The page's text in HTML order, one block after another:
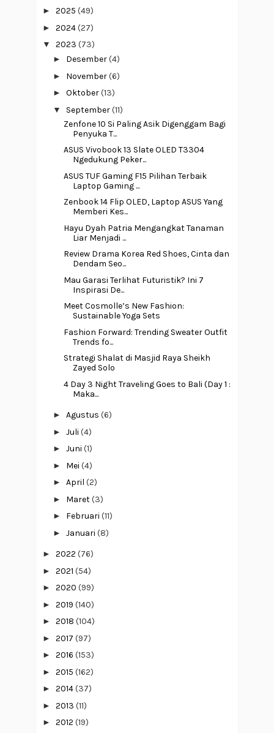
► 2025 (49)
► 2024(27)
▼ 2023 (73)
► Desember(4)
► November(6)
► Oktober(13)
▼ September(11)
Zenfone 10 Si Paling Asik Digenggam Bagi
Penyuka T...
ASUS Vivobook 13 Slate OLED T3304
Ngedukung Peker...
ASUS TUF Gaming F15 Pilihan Terbaik
Laptop Gaming ...
Zenbook 14 Flip OLED, Laptop ASUS Yang
Memberi Kes...
Hayu Dyah Patria Mengangkat Tanaman
Liar Menjadi ...
Review Drama Korea Red Shoes, Cinta dan
Dendam Seo...
Mau Garasi Terlihat Futuristik? Ini 7
Inspirasi De...
Meet Cosmolle’s New Fashion:
Sustainable Yoga Sets
Fashion Forward: Trending Sweater Outfit
Trends fo...
Strategi Shalat di Masjid Raya Sheikh
Zayed Solo
4 Day 3 Night Traveling Goes to Bali (Day 1 :
Maka...
► Agustus (6)
► Juli (4)
► Juni (1)
► Mei (4)
► April (2)
► Maret(3)
► Februari (11)
► Januari (8)
► 2022 (76)
► 2021 (54)
► 2020 (99)
► 2019 (140)
► 2018 (104)
► 2017 (97)
► 2016 (153)
► 2015 (162)
► 2014(37)
► 2013 (11)
► 2012 (19)